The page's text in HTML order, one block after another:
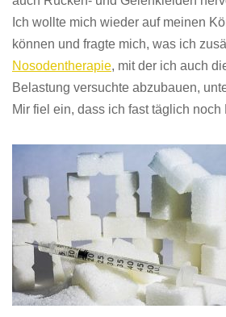
Ich wollte mich wieder auf meinen
können und fragte mich, was ich
Nosodentherapie, mit der ich auch
Belastung versuchte abzubauen,
Mir fiel ein, dass ich fast täglich noch